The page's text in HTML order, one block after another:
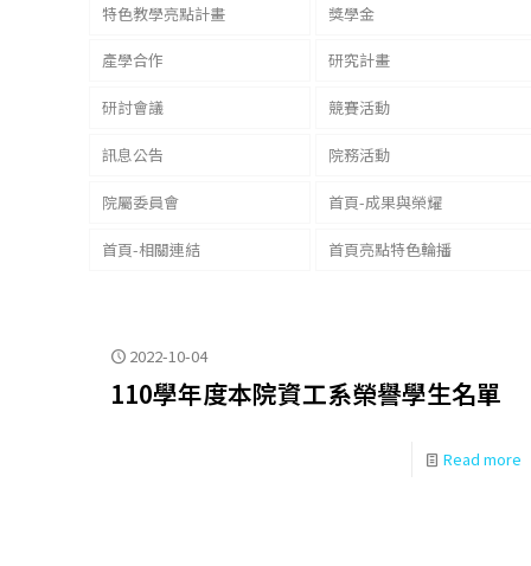
特色教學亮點計畫 獎學金
產學合作 研究計畫
研討會議 競賽活動
訊息公告 院務活動
院屬委員會 首頁-成果與榮耀
首頁-相關連結 首頁亮點特色輪播
2022-10-04
110學年度本院資工系榮譽學生名單
Read more